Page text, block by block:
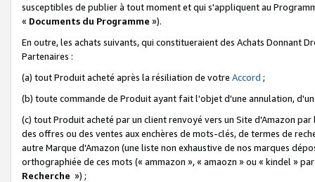
susceptibles de publier à tout moment et qui s'appliquent au
« Documents du Programme »).
En outre, les achats suivants, qui constitueraient des Achats Donnant
Partenaires :
(a) tout Produit acheté après la résiliation de votre Accord ;
(b) toute commande de Produit ayant fait l'objet d'une annulation,
(c) tout Produit acheté par un client renvoyé vers un Site d'Amazon
des offres ou des ventes aux enchères de mots-clés, de termes de
autre Marque d'Amazon (une liste non exhaustive de nos marques
orthographiée de ces mots (« ammazon », « amaozn » ou « kindel »
Recherche ») ;